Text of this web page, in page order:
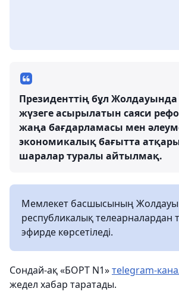
Президенттің бұл
жүзеге асырылатын саяси
жаңа бағдарламасы мен
экономикалық бағытта
шаралар туралы айтылмақ.
Мемлекет басшысының Жолдауы
республикалық телеарналардан
эфирде көрсетіледі.
Сондай-ақ «БОРТ N1»тelegram-
жедел хабар таратады.